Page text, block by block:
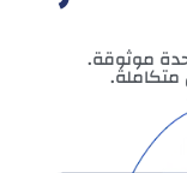
موثوقة.